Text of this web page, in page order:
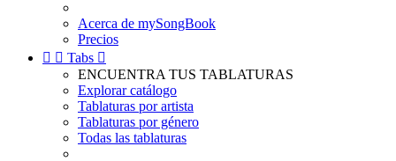
Acerca de mySongBook
Precios
  Tabs 
ENCUENTRA TUS TABLATURAS
Explorar catálogo
Tablaturas por artista
Tablaturas por género
Todas las tablaturas